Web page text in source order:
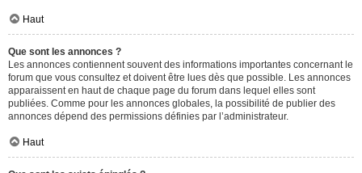
Haut
Que sont les annonces ?
Les annonces contiennent souvent des informations importantes concernant le
forum que vous consultez et doivent être lues dès que possible. Les annonces
apparaissent en haut de chaque page du forum dans lequel elles sont
publiées. Comme pour les annonces globales, la possibilité de publier des
annonces dépend des permissions définies par l’administrateur.
Haut